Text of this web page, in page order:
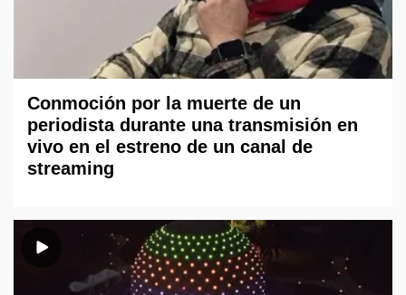
Conmoción por la muerte de un
periodista durante una transmisión en
vivo en el estreno de un canal de
streaming